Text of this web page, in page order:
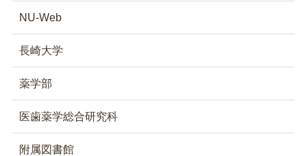
NU-Web
長崎大学
薬学部
医歯薬学総合研究科
附属図書館